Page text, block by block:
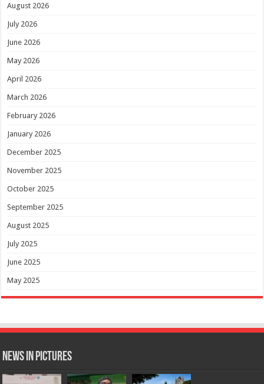
August 2026
July 2026
June 2026
May 2026
April 2026
March 2026
February 2026
January 2026
December 2025
November 2025
October 2025
September 2025
August 2025
July 2025
June 2025
May 2025
News in Pictures